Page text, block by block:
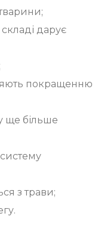
дарує
покращенню
ще більше
з трави;